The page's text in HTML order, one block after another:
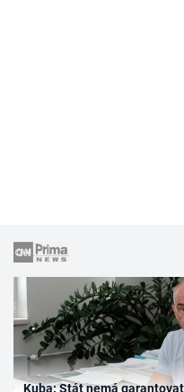
Kuba: Stát nemá